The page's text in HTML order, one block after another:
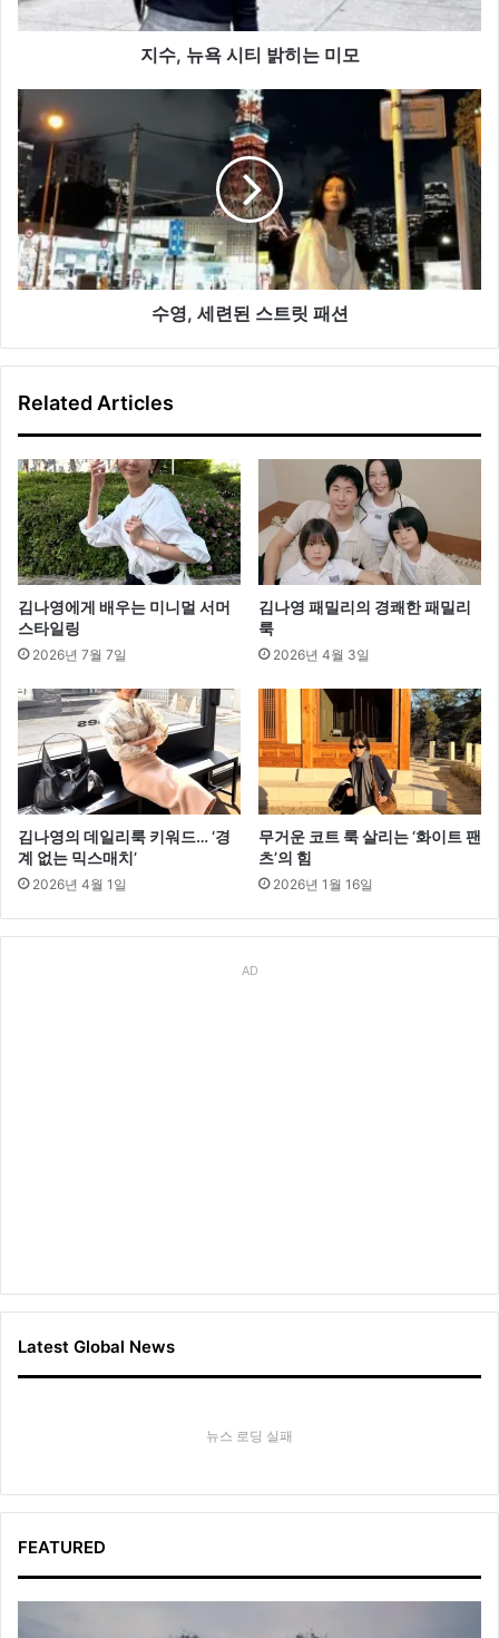
히
는
지수, 뉴욕 시티 밝히는 미모
수
영,
세
련
된
스
트
릿
패
수영, 세련된 스트릿 패션
Related Articles
김나영에게 배우는 미니멀 서머
스타일링
2026년 7월 7일
김나영 패밀리의 경쾌한 패밀리
룩
2026년 4월 3일
김나영의 데일리룩 키워드… ‘경
계 없는 믹스매치’
2026년 4월 1일
무거운 코트 룩 살리는 ‘화이트 팬
츠’의 힘
2026년 1월 16일
AD
Latest Global News
뉴스 로딩 실패
FEATURED